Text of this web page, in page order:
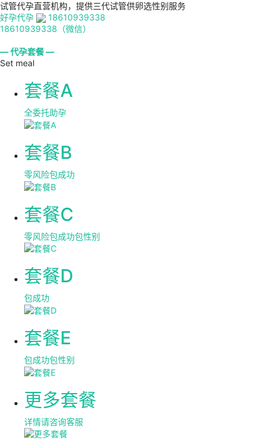
试管代孕直营机构，提供三代试管供卵选性别服务
好孕代孕
18610939338
18610939338（微信）
— 代孕套餐 —
Set meal
套餐A
全委托助孕
套餐B
零风险包成功
套餐C
零风险包成功包性别
套餐D
包成功
套餐E
包成功包性别
更多套餐
详情请咨询客服